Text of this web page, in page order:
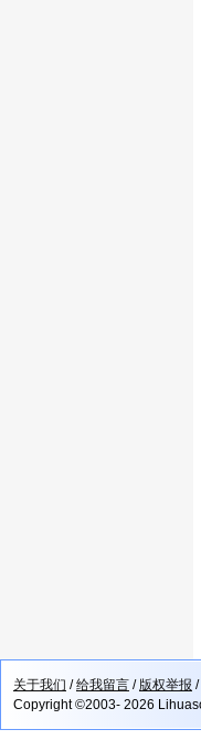
关于我们 /给我留言 /版权举报 /
Copyright ©2003- 2026